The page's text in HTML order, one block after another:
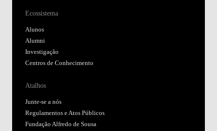
Ecossistema
Alunos
Alumni
Investigação
Centros de Conhecimento
Atalhos
Junte-se a nós
Regulamentos e Atos Públicos
Fundação Alfredo de Sousa